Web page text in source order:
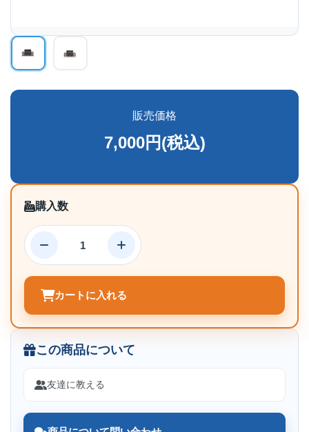
販売価格
7,000円(税込)
購入数
カートに入れる
この商品について
友達に教える